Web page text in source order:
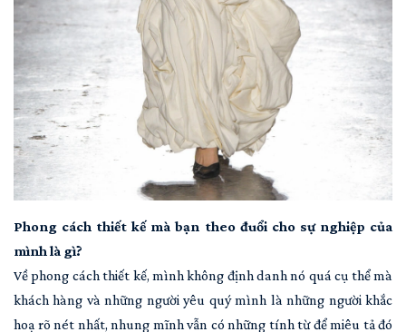
Phong cách thiết kế mà bạn theo đuổi cho sự nghiệp của
mình là gì?
Về phong cách thiết kế, mình không định danh nó quá cụ thể mà
khách hàng và những người yêu quý mình là những người khắc
hoạ rõ nét nhất, nhung mĩnh vẫn có những tính từ để miêu tả đó